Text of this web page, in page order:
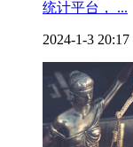
统计平台， ...
2024-1-3 20:17